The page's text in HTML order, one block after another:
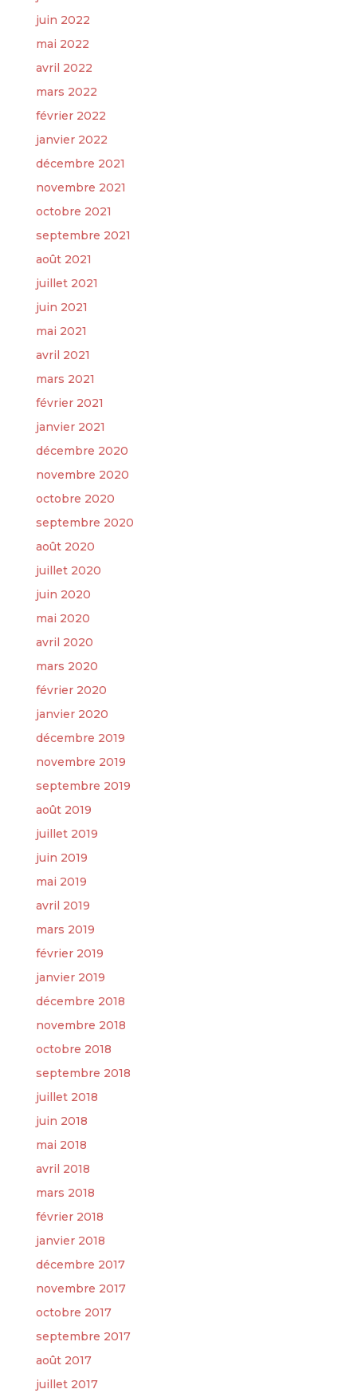
juin 2022
mai 2022
avril 2022
mars 2022
février 2022
janvier 2022
décembre 2021
novembre 2021
octobre 2021
septembre 2021
août 2021
juillet 2021
juin 2021
mai 2021
avril 2021
mars 2021
février 2021
janvier 2021
décembre 2020
novembre 2020
octobre 2020
septembre 2020
août 2020
juillet 2020
juin 2020
mai 2020
avril 2020
mars 2020
février 2020
janvier 2020
décembre 2019
novembre 2019
septembre 2019
août 2019
juillet 2019
juin 2019
mai 2019
avril 2019
mars 2019
février 2019
janvier 2019
décembre 2018
novembre 2018
octobre 2018
septembre 2018
juillet 2018
juin 2018
mai 2018
avril 2018
mars 2018
février 2018
janvier 2018
décembre 2017
novembre 2017
octobre 2017
septembre 2017
août 2017
juillet 2017